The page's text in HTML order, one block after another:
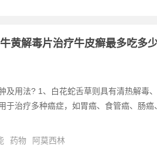
黄解毒片治疗牛皮癣最多吃多
及用法? 1、白花蛇舌草则具有清热解毒、
于治疗多种癌症，如胃癌、食管癌、肠癌
药物 阿莫西林